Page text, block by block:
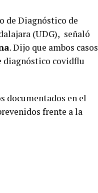
de Diagnóstico de
(UDG), señaló
. Dijo que ambos casos
diagnóstico covidflu
documentados en el
frente a la